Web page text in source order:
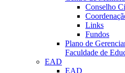
Conselho
Links
Fundos
Plano de
Faculdade de
EAD
EAD